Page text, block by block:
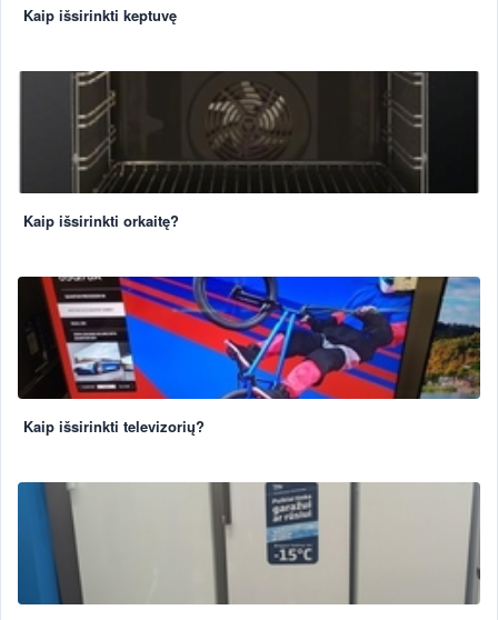
Kaip išsirinkti keptuvę
Kaip išsirinkti orkaitę?
Kaip išsirinkti televizorių?